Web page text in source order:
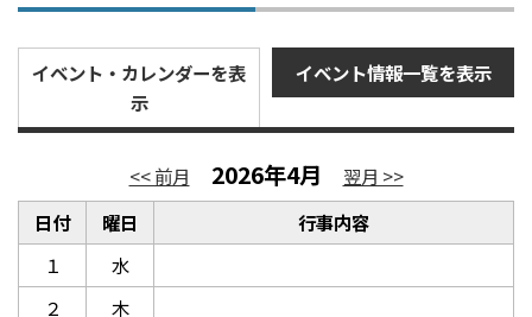
イベント・カレンダーを表
示
イベント情報一覧を表示
<< 前月 2026年4月
翌月 >>
日付
曜日
行事内容
１
水
２
木